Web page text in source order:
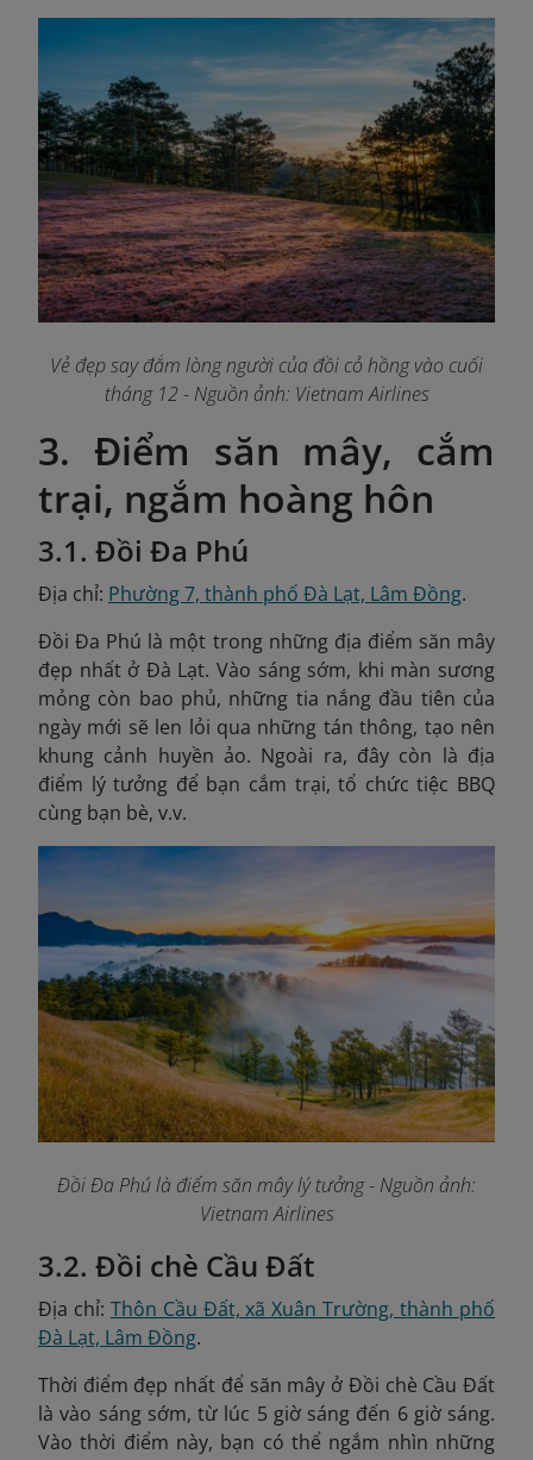
Vẻ đẹp say đắm lòng người của đồi cỏ hồng vào cuối
tháng 12 - Nguồn ảnh: Vietnam Airlines
3. Điểm săn mây, cắm
trại, ngắm hoàng hôn
3.1. Đồi Đa Phú
Địa chỉ: Phường 7, thành phố Đà Lạt, Lâm Đồng.
Đồi Đa Phú là một trong những địa điểm săn mây
đẹp nhất ở Đà Lạt. Vào sáng sớm, khi màn sương
mỏng còn bao phủ, những tia nắng đầu tiên của
ngày mới sẽ len lỏi qua những tán thông, tạo nên
khung cảnh huyền ảo. Ngoài ra, đây còn là địa
điểm lý tưởng để bạn cắm trại, tổ chức tiệc BBQ
cùng bạn bè, v.v.
Đồi Đa Phú là điểm săn mây lý tưởng- Nguồn ảnh:
Vietnam Airlines
3.2. Đồi chè Cầu Đất
Địa chỉ: Thôn Cầu Đất, xã Xuân Trường, thành phố
Đà Lạt, Lâm Đồng.
Thời điểm đẹp nhất để săn mây ở Đồi chè Cầu Đất
là vào sáng sớm, từ lúc 5 giờ sáng đến 6 giờ sáng.
Vào thời điểm này, bạn có thể ngắm nhìn những